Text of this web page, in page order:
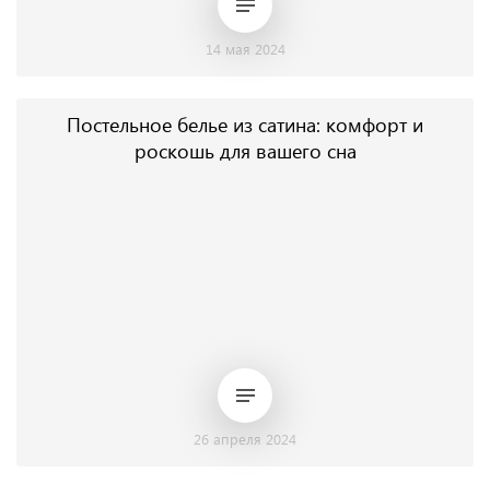
14 мая 2024
Постельное белье из сатина: комфорт и
роскошь для вашего сна
26 апреля 2024